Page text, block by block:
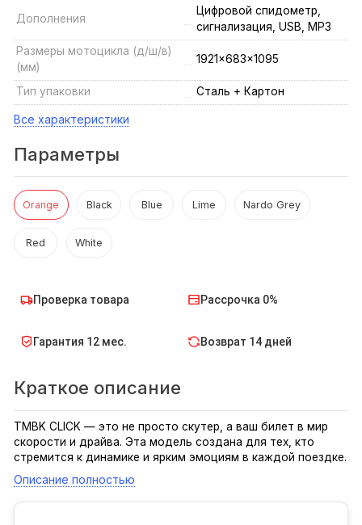
Дополнения
Цифровой спидометр,
сигнализация, USB, MP3
Размеры мотоцикла (д/ш/в)
(мм)
1921×683×1095
Тип упаковки Сталь + Картон
Все характеристики
Параметры
Orange Black Blue Lime Nardo Grey
Red White
Проверка товара Рассрочка 0%
Гарантия 12 мес. Возврат 14 дней
Краткое описание
TMBK CLICK — это не просто скутер, а ваш билет в мир
скорости и драйва. Эта модель создана для тех, кто
стремится к динамике и ярким эмоциям в каждой поездке.
Описание полностью